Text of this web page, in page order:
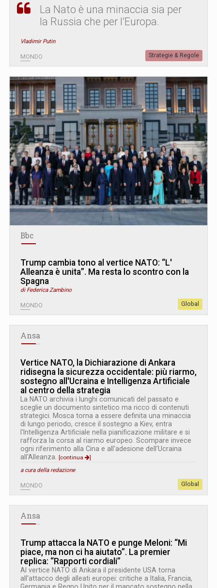
La Nato è una minaccia sia per
la Russia che per l’Europa.
Vladimir Putin
MONDO Strategie & Regole
Bbc
Trump cambia tono al vertice NATO: “L'
Alleanza è unita”. Ma resta lo scontro con la
Spagna
di Federica Zambino
MONDO Global
Ansa
Vertice NATO, la Dichiarazione di Ankara
ridisegna la sicurezza occidentale: più riarmo,
sostegno all'Ucraina e Intelligenza Artificiale
al centro della strategia
La NATO archivia i lunghi comunicati del passato e
sceglie un documento sintetico ma ricco di contenuti
strategici. Mosca torna a essere definita una minaccia
di lungo periodo, cresce il sostegno a Kiev, entra
l'Intelligenza Artificiale nella pianificazione militare e si
rafforza la corsa al riarmo europeo. Scompare invece
ogni riferimento alla Cina e all'adesione dell'Ucraina
all'Alleanza. [continua
]
a cura della redazione
MONDO Global
Ansa
Trump attacca la NATO e punge Meloni: “Mi
piace, ma non ci ha aiutato”. La premier
replica: “Rapporti cordiali”
Al vertice NATO di Ankara il presidente USA torna
all'attacco degli alleati europei: critiche a Italia, Francia,
Germania e Regno Unito per il mancato sostegno nella